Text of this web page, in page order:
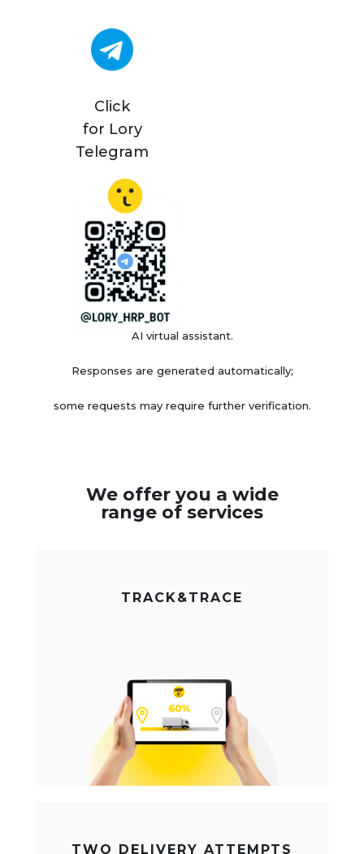
Click
for Lory
Telegram
AI virtual assistant.
Responses are generated automatically;
some requests may require further verification.
We offer you a wide
range of services
TRACK&TRACE
TWO DELIVERY ATTEMPTS